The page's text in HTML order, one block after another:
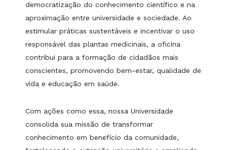
democratização do conhecimento científico e na
aproximação entre universidade e sociedade. Ao
estimular práticas sustentáveis e incentivar o uso
responsável das plantas medicinais, a oficina
contribui para a formação de cidadãos mais
conscientes, promovendo bem-estar, qualidade de
vida e educação em saúde.
Com ações como essa, nossa Universidade
consolida sua missão de transformar
conhecimento em benefício da comunidade,